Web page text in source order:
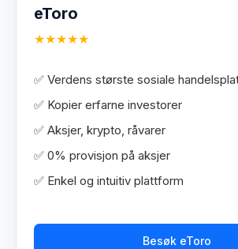
eToro
★★★★★
✅ Verdens største sosiale
✅ Kopier erfarne investorer
✅ Aksjer, krypto, råvarer
✅ 0% provisjon på aksjer
✅ Enkel og intuitiv plattform
Besøk eToro